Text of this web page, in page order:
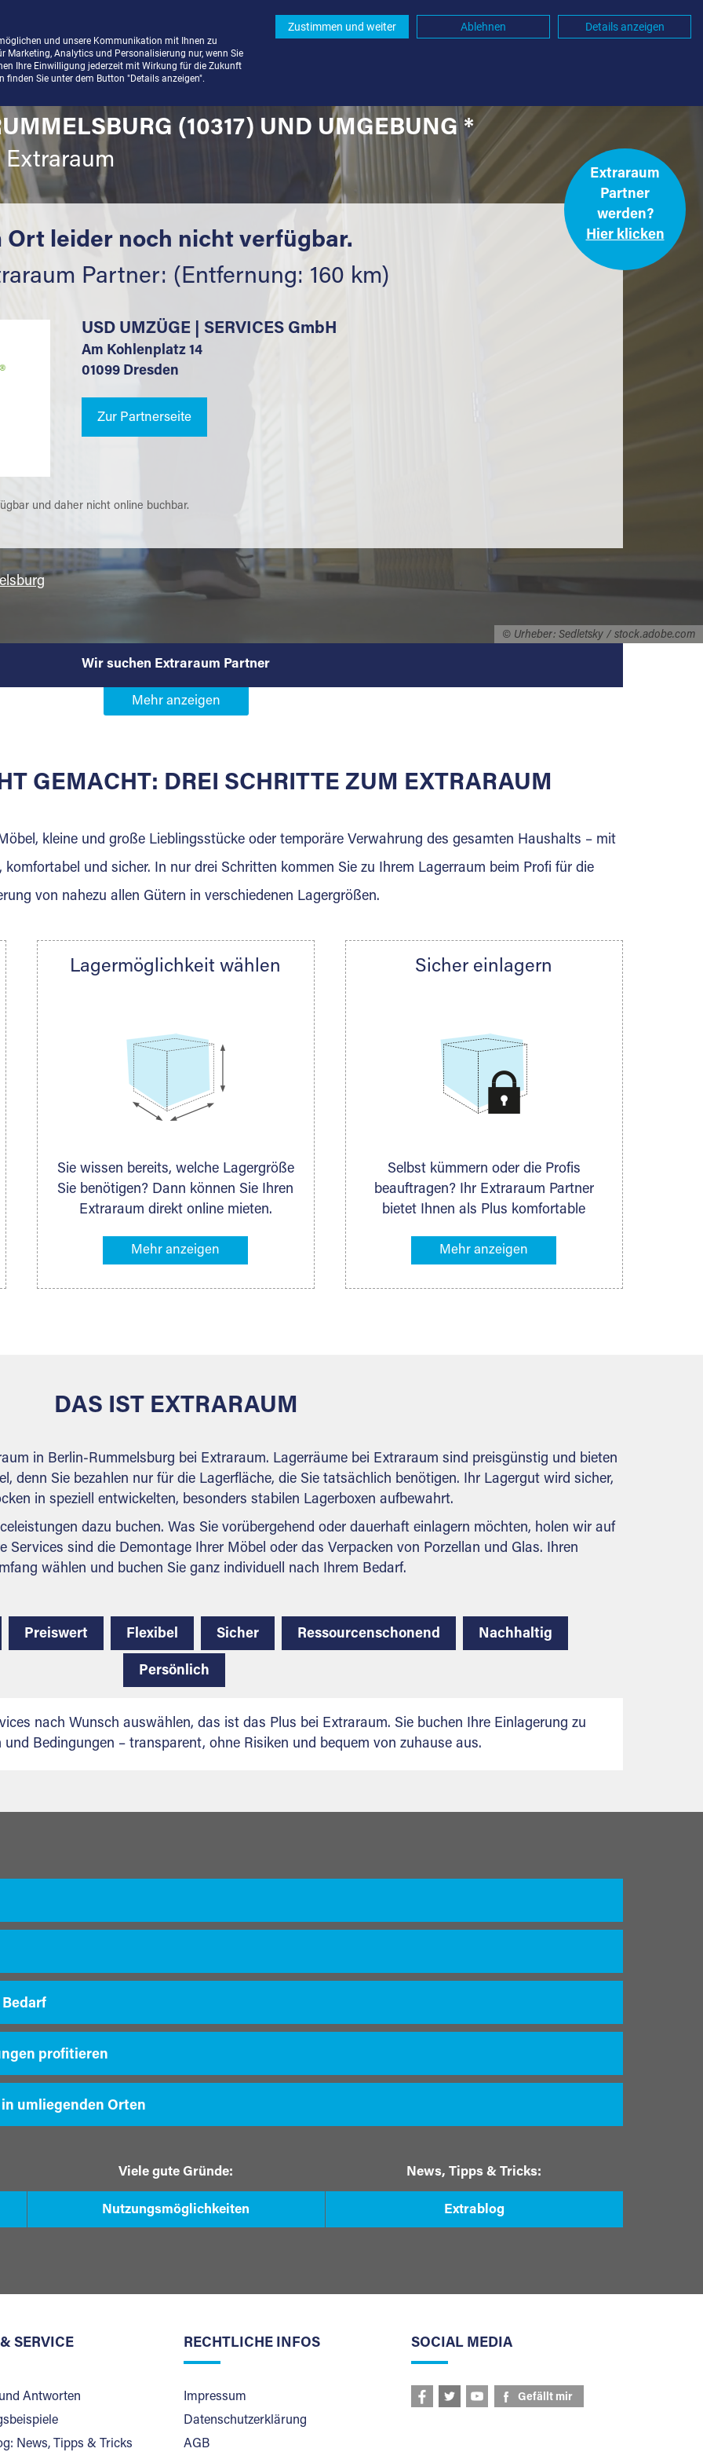
© Urheber: Sedletsky / stock.adobe.com
(10317) UND UMGEBUNG *
Extraraum
Partner
werden?
Hier klicken
Ort leider noch nicht verfügbar.
Partner: (Entfernung: 160 km)
USD UMZÜGE | SERVICES GmbH
Am Kohlenplatz 14
01099 Dresden
Zur Partnerseite
und daher nicht online buchbar.
Wir suchen Extraraum Partner
Partner in
für die Einlagerung von Umzugsgut gebaut wurde? Werden Sie jetzt Extraraum Partner und
Ihre Nachricht.
GEMACHT: DREI SCHRITTE ZUM EXTRARAUM
kleine und große Lieblingsstücke oder temporäre Verwahrung des gesamten Haushalts – mit
und sicher. In nur drei Schritten kommen Sie zu Ihrem Lagerraum beim Profi für die
von nahezu allen Gütern in verschiedenen Lagergrößen.
Lagermöglichkeit wählen
Sie wissen bereits, welche Lagergröße
Sie benötigen? Dann können Sie Ihren
Extraraum direkt online mieten.
Lagerliste die entsprechenden
möchten – das Volumen wird sofort
weiteren Fragen, die Sie haben.
Sicher einlagern
Selbst kümmern oder die Profis
beauftragen? Ihr Extraraum Partner
bietet Ihnen als Plus komfortable
besonders bequem machen. Dazu
Lieferung von Packmaterial sowie
DAS IST EXTRARAUM
in Berlin-Rummelsburg bei Extraraum. Lagerräume bei Extraraum sind preisgünstig und bieten
denn Sie bezahlen nur für die Lagerfläche, die Sie tatsächlich benötigen. Ihr Lagergut wird sicher,
in speziell entwickelten, besonders stabilen Lagerboxen aufbewahrt.
dazu buchen. Was Sie vorübergehend oder dauerhaft einlagern möchten, holen wir auf
Services sind die Demontage Ihrer Möbel oder das Verpacken von Porzellan und Glas. Ihren
wählen und buchen Sie ganz individuell nach Ihrem Bedarf.
Preiswert Flexibel Sicher Ressourcenschonend Nachhaltig
Persönlich
nach Wunsch auswählen, das ist das Plus bei Extraraum. Sie buchen Ihre Einlagerung zu
und Bedingungen – transparent, ohne Risiken und bequem von zuhause aus.
Bedarf
profitieren
umliegenden Orten
Viele gute Gründe:
Nutzungsmöglichkeiten
News, Tipps & Tricks:
Extrablog
SERVICE
Antworten
News, Tipps & Tricks
RECHTLICHE INFOS
Impressum
Datenschutzerklärung
AGB
SOCIAL MEDIA
Gefällt mir
und unsere Kommunikation mit Ihnen zu
Marketing, Analytics und Personalisierung nur, wenn Sie
Ihre Einwilligung jederzeit mit Wirkung für die Zukunft
Sie unter dem Button "Details anzeigen".
Zustimmen und weiter Ablehnen Details anzeigen